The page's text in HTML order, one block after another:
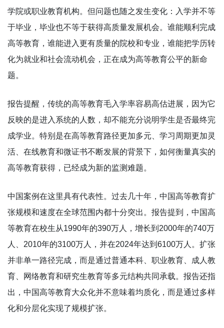
学院或职业教育机构。但问题也随之发生变化：入学并不等
于毕业，毕业也不等于获得高质量发展机会。谁能顺利完成
高等教育，谁能进入更有质量的院校和专业，谁能把学历转
化为就业和社会流动机会，正在成为高等教育公平的新命
题。
报告提醒，传统的高等教育毛入学率容易高估进展，因为它
反映的是进入系统的人数，却不能充分说明学生是否最终完
成学业。特别是在高等教育路径更加多元、学习周期更加灵
活、在线教育和微证书不断发展的背景下，如何衡量真实的
高等教育获得，已经成为新的监测难题。
中国案例在这里具有代表性。过去几十年，中国高等教育扩
张规模和速度在全球范围内都十分突出。报告提到，中国高
等教育在校生从1990年的390万人，增长到2000年的740万
人、2010年的3100万人，并在2024年达到6100万人。扩张
并非单一路径完成，而是通过普通本科、职业教育、成人教
育、网络教育和研究生教育等多元结构共同承载。报告还指
出，中国高等教育大众化并不意味着均质化，而是通过多样
化和分层化实现了规模扩张。